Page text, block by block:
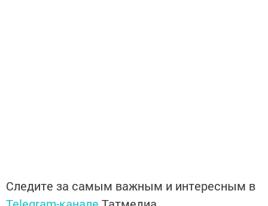
Следите за самым важным и интересным в